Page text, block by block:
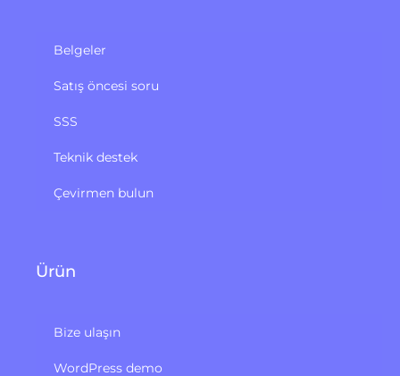
Belgeler
Satış öncesi soru
SSS
Teknik destek
Çevirmen bulun
Ürün
Bize ulaşın
WordPress demo